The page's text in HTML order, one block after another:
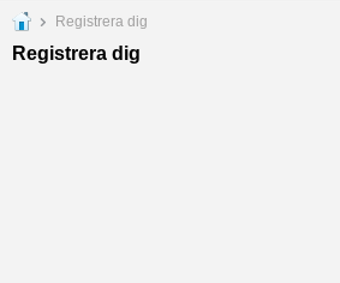
Registrera dig
Registrera dig